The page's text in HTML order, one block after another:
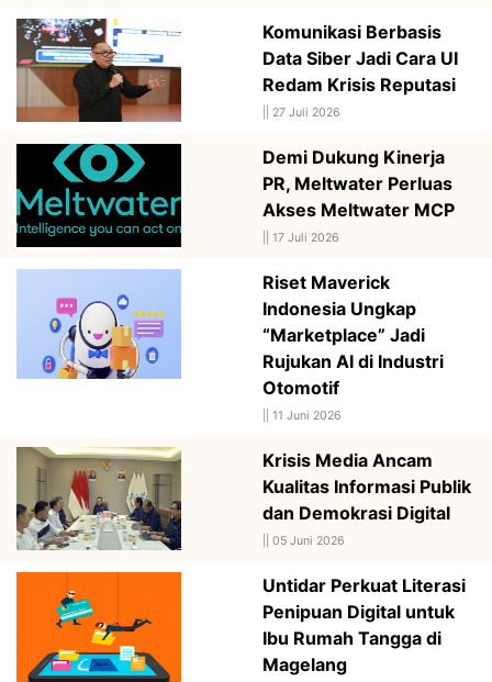
Komunikasi Berbasis
Data Siber Jadi Cara UI
Redam Krisis Reputasi
27 Juli 2026
Demi Dukung Kinerja
PR, Meltwater Perluas
Akses Meltwater MCP
17 Juli 2026
Riset Maverick
Indonesia Ungkap
“Marketplace” Jadi
Rujukan AI di Industri
Otomotif
11 Juni 2026
Krisis Media Ancam
Kualitas Informasi Publik
dan Demokrasi Digital
05 Juni 2026
Untidar Perkuat Literasi
Penipuan Digital untuk
Ibu Rumah Tangga di
Magelang